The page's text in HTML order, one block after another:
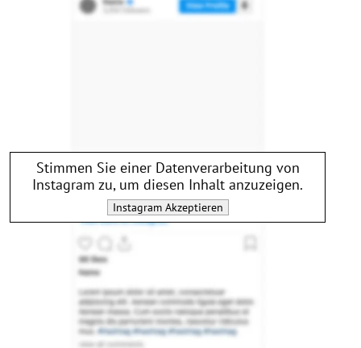
Stimmen Sie einer Datenverarbeitung von
Instagram zu, um diesen Inhalt anzuzeigen.
InstagramAkzeptieren